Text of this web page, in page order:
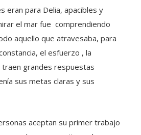
eran para Delia, apacibles y
el mar fue comprendiendo
aquello que atravesaba, para
el esfuerzo , la
traen grandes respuestas
sus metas claras y sus
aceptan su primer trabajo